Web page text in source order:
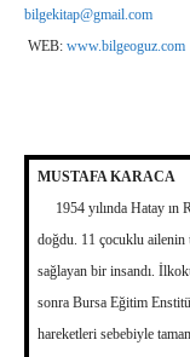
bilgekitap@gmail.com
WEB: www.bilgeoguz.com
MUSTAFA KARACA
1954 yılında Hatay ın
doğdu. 11 çocuklu ailenin
sağlayan bir insandı.
sonra Bursa Eğitim
hareketleri sebebiyle